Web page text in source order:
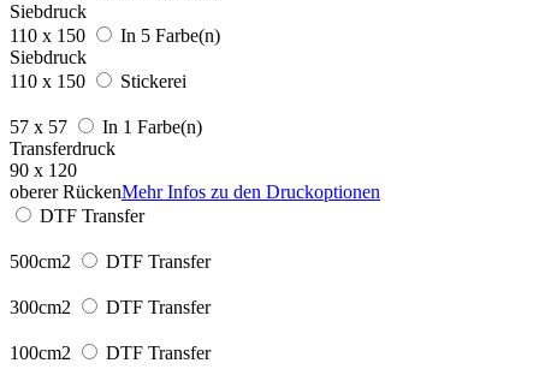
Siebdruck
110 x 150
In 5 Farbe(n)
Siebdruck
110 x 150
Stickerei
57 x 57
In 1 Farbe(n)
Transferdruck
90 x 120
oberer RückenMehr Infos zu den Druckoptionen
DTF Transfer
500cm2 DTF Transfer
300cm2 DTF Transfer
100cm2 DTF Transfer